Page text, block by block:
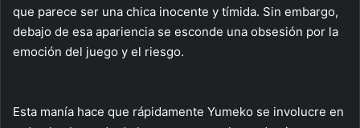
que parece ser una chica inocente y tímida. Sin embargo,
debajo de esa apariencia se esconde una obsesión por la
emoción del juego y el riesgo.
Esta manía hace que rápidamente Yumeko se involucre en